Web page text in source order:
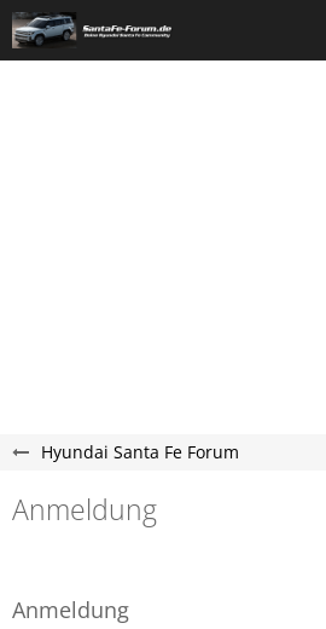
Hyundai Santa Fe Forum
Anmeldung
Anmeldung